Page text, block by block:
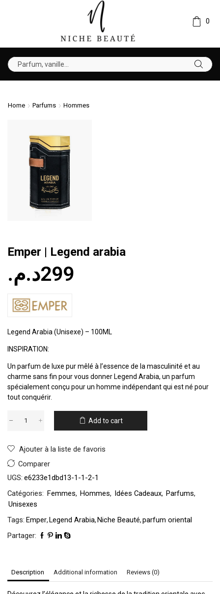
0
Home Parfums Hommes
Emper | Legend arabia
299د.م.
Legend Arabia (Unisexe) – 100ML
INSPIRATION:
Un parfum de luxe pur mêlé à l’essence de la masculinité et au
charme sans fin pour vous donner Legend Arabia, un parfum
spécialement conçu pour un homme indépendant qui est né pour
tout conquérir.
Add to cart
Ajouter à la liste de favoris
Comparer
UGS: e6233e1dbd13-1-1-2-1
Catégories: Femmes, Hommes, Idées Cadeaux, Parfums,
Unisexes
Tags: Emper,Legend Arabia,Niche Beauté,parfum oriental
Partager:
Description Additional information Reviews (0)